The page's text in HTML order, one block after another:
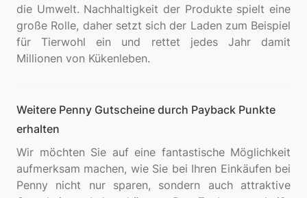
die Umwelt. Nachhaltigkeit der Produkte spielt eine
große Rolle, daher setzt sich der Laden zum Beispiel
für Tierwohl ein und rettet jedes Jahr damit
Weitere Penny Gutscheine durch Payback Punkte
erhalten
Wir möchten Sie auf eine fantastische Möglichkeit
aufmerksam machen, wie Sie bei Ihren Einkäufen bei
Penny nicht nur sparen, sondern auch attraktive